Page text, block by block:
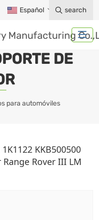
Español search
DE
para automóviles
KKB500500
Range Rover III LM